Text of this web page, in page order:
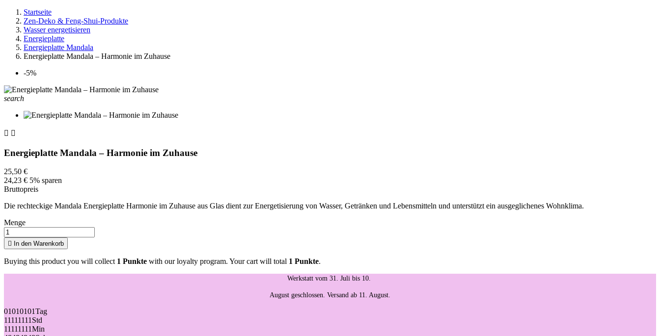
Startseite
Zen-Deko & Feng-Shui-Produkte
Wasser energetisieren
Energieplatte​
Energieplatte Mandala
Energieplatte Mandala – Harmonie im Zuhause
-5%
search
 
Energieplatte Mandala – Harmonie im Zuhause
25,50 €
24,23 € 5% sparen
Bruttopreis
Die rechteckige Mandala Energieplatte Harmonie im Zuhause aus Glas dient zur Energetisierung von Wasser, Getränken und Lebensmitteln und unterstützt ein ausgeglichenes Wohnklima.
Menge
 In den Warenkorb
Buying this product you will collect 1 Punkte with our loyalty program. Your cart will total 1 Punkte.
Werkstatt vom 31. Juli bis 10.
August geschlossen. Versand ab 11. August.
01010101Tag
11111111Std
11111111Min